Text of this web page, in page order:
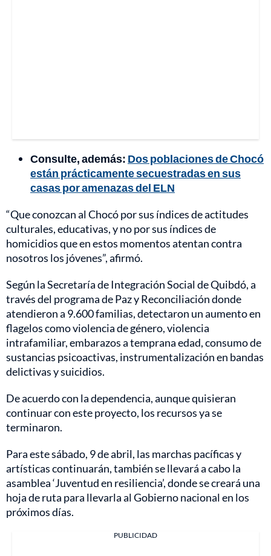
Consulte, además: Dos poblaciones de Chocó
están prácticamente secuestradas en sus
casas por amenazas del ELN
“Que conozcan al Chocó por sus índices de actitudes
culturales, educativas, y no por sus índices de
homicidios que en estos momentos atentan contra
nosotros los jóvenes”, afirmó.
Según la Secretaría de Integración Social de Quibdó, a
través del programa de Paz y Reconciliación donde
atendieron a 9.600 familias, detectaron un aumento en
flagelos como violencia de género, violencia
intrafamiliar, embarazos a temprana edad, consumo de
sustancias psicoactivas, instrumentalización en bandas
delictivas y suicidios.
De acuerdo con la dependencia, aunque quisieran
continuar con este proyecto, los recursos ya se
terminaron.
Para este sábado, 9 de abril, las marchas pacíficas y
artísticas continuarán, también se llevará a cabo la
asamblea ‘Juventud en resiliencia’, donde se creará una
hoja de ruta para llevarla al Gobierno nacional en los
próximos días.
PUBLICIDAD